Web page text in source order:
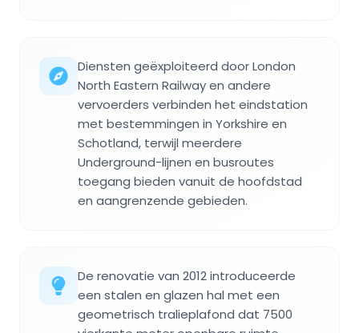
Diensten geëxploiteerd door London
North Eastern Railway en andere
vervoerders verbinden het eindstation
met bestemmingen in Yorkshire en
Schotland, terwijl meerdere
Underground-lijnen en busroutes
toegang bieden vanuit de hoofdstad
en aangrenzende gebieden.
De renovatie van 2012 introduceerde
een stalen en glazen hal met een
geometrisch tralieplafond dat 7500